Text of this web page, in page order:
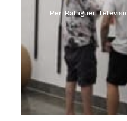
Per Balaguer